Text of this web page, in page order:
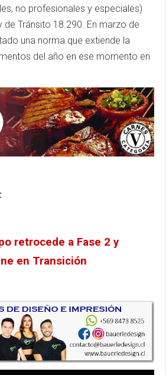
no profesionales y especiales)
de Tránsito 18.290. En marzo de
una norma que extiende la
del año en ese momento en
retrocede a Fase 2 y
en Transición